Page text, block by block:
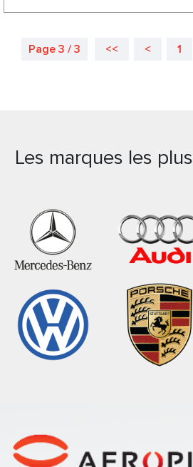
Page 3 / 3 << < 1
Les marques les